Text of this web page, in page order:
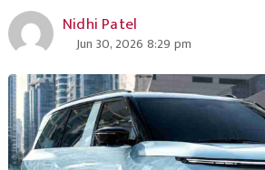
Nidhi Patel
Jun 30, 2026 8:29 pm